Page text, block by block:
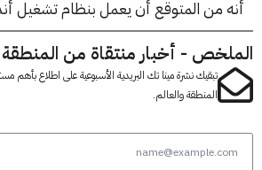
من المتوقع أن يعمل بنظام تشغيل أندرويد 5,0 لولي
- أخبار منتقاة من المنطقة
تبقيك نشرة مينا تك البريدية الأسبوعية على اطلاع بأهم مستجدات
المنطقة والعالم.